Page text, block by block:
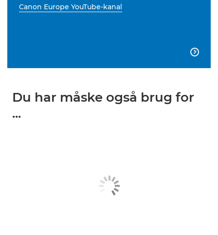
Canon Europe YouTube-kanal

Du har måske også brug for
...